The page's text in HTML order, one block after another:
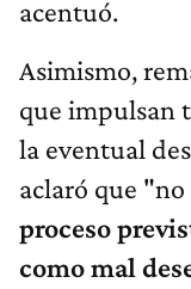
acentuó.
Asimismo,
que impulsan
la eventual
aclaró que
proceso
como mal